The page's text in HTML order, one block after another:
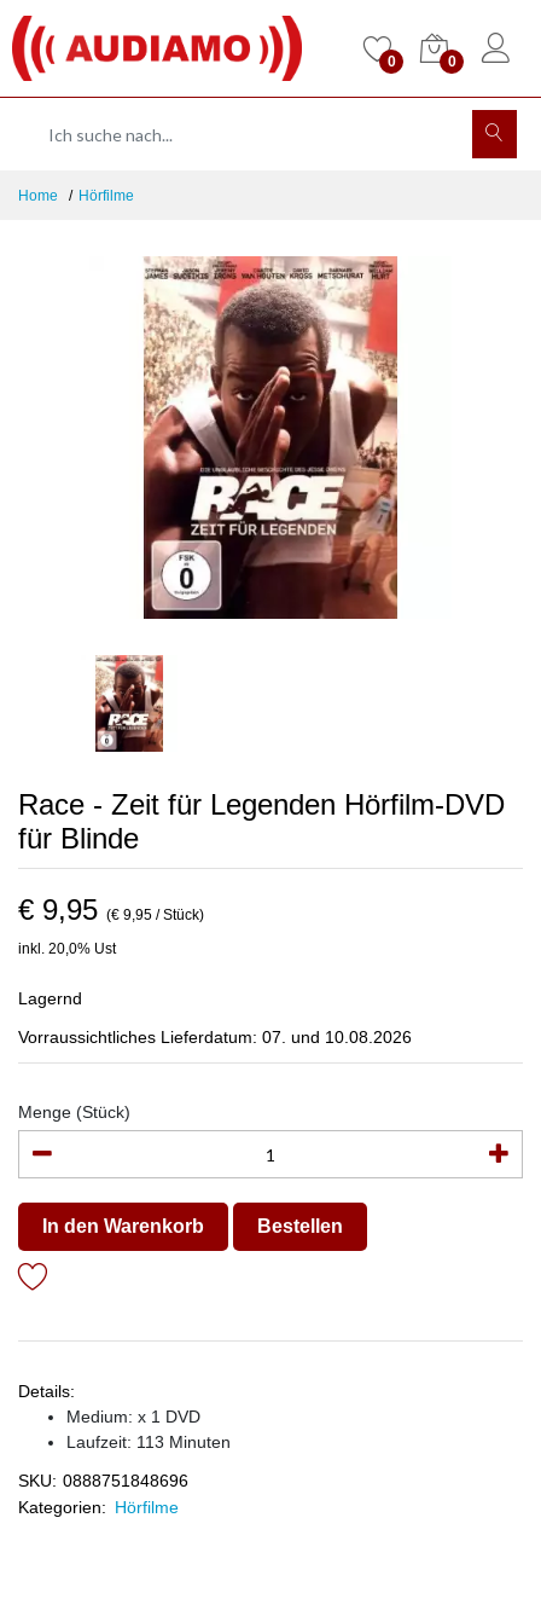
0 0
Home Hörfilme
Race - Zeit für Legenden Hörfilm-DVD
für Blinde
€ 9,95 (€ 9,95 / Stück)
inkl. 20,0% Ust
Lagernd
Vorraussichtliches Lieferdatum: 07. und 10.08.2026
Menge (Stück)
In den Warenkorb Bestellen
Details:
Medium: x 1 DVD
Laufzeit: 113 Minuten
SKU: 0888751848696
Kategorien: Hörfilme